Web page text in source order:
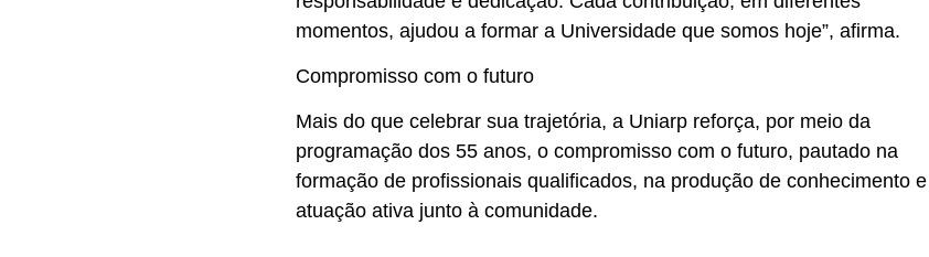
momentos, ajudou a formar a Universidade que somos hoje”, afirma.
Compromisso com o futuro
Mais do que celebrar sua trajetória, a Uniarp reforça, por meio da
programação dos 55 anos, o compromisso com o futuro, pautado na
formação de profissionais qualificados, na produção de conhecimento
atuação ativa junto à comunidade.